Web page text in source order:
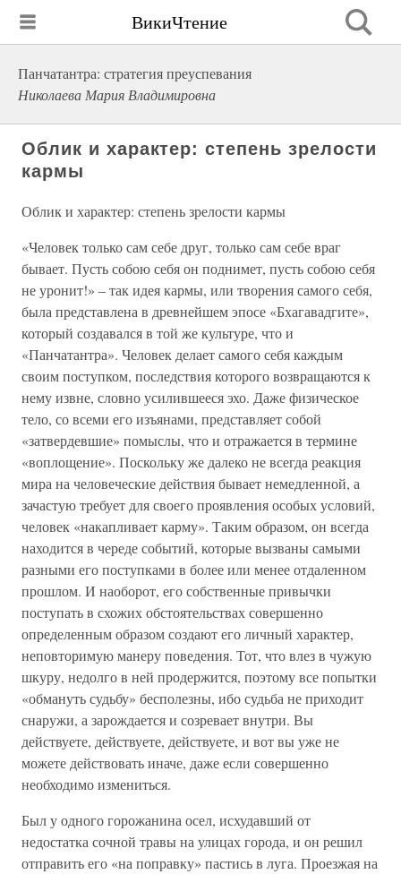
ВикиЧтение
Панчатантра: стратегия преуспевания
Николаева Мария Владимировна
Облик и характер: степень зрелости
кармы
Облик и характер: степень зрелости кармы
«Человек только сам себе друг, только сам себе враг
бывает. Пусть собою себя он поднимет, пусть собою себя
не уронит!» – так идея кармы, или творения самого себя,
была представлена в древнейшем эпосе «Бхагавадгите»,
который создавался в той же культуре, что и
«Панчатантра». Человек делает самого себя каждым
своим поступком, последствия которого возвращаются к
нему извне, словно усилившееся эхо. Даже физическое
тело, со всеми его изъянами, представляет собой
«затвердевшие» помыслы, что и отражается в термине
«воплощение». Поскольку же далеко не всегда реакция
мира на человеческие действия бывает немедленной, а
зачастую требует для своего проявления особых условий,
человек «накапливает карму». Таким образом, он всегда
находится в череде событий, которые вызваны самыми
разными его поступками в более или менее отдаленном
прошлом. И наоборот, его собственные привычки
поступать в схожих обстоятельствах совершенно
определенным образом создают его личный характер,
неповторимую манеру поведения. Тот, что влез в чужую
шкуру, недолго в ней продержится, поэтому все попытки
«обмануть судьбу» бесполезны, ибо судьба не приходит
снаружи, а зарождается и созревает внутри. Вы
действуете, действуете, действуете, и вот вы уже не
можете действовать иначе, даже если совершенно
необходимо измениться.
Был у одного горожанина осел, исхудавший от
недостатка сочной травы на улицах города, и он решил
отправить его «на поправку» пастись в луга. Проезжая на